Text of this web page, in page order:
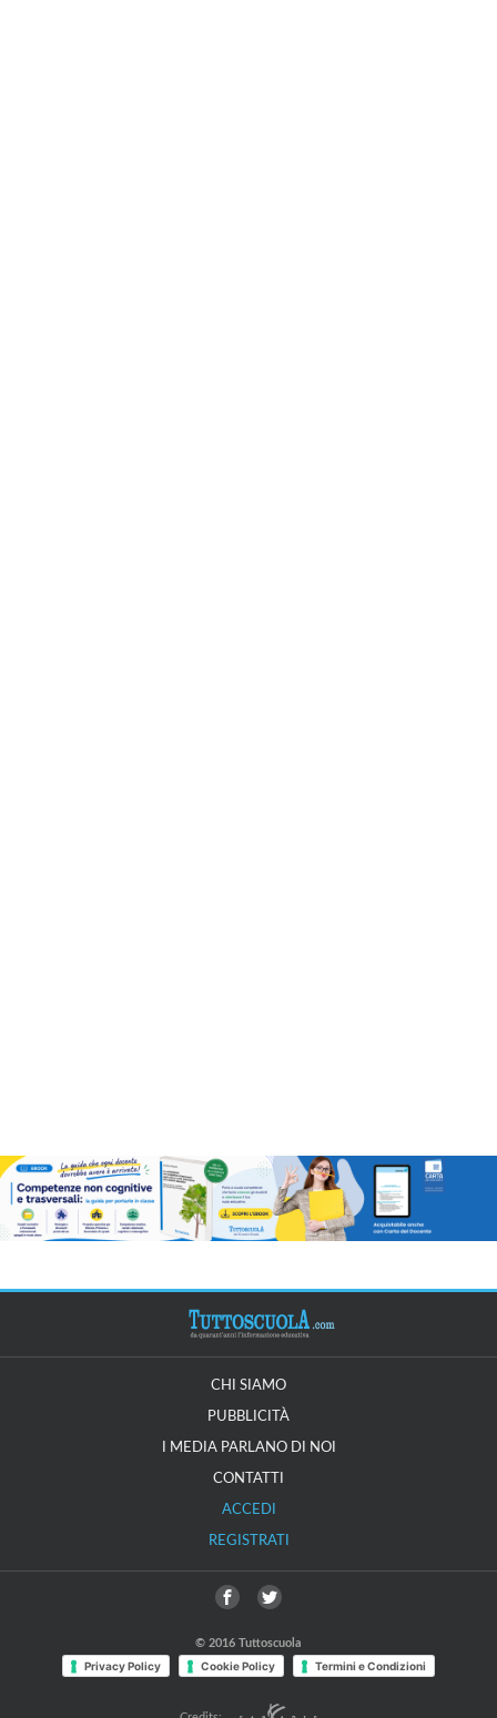
CHI SIAMO
PUBBLICITÀ
I MEDIA PARLANO DI NOI
CONTATTI
ACCEDI
REGISTRATI
© 2016 Tuttoscuola
Privacy Policy Cookie Policy Termini e Condizioni